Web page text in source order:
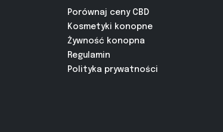
Porównaj ceny CBD
Kosmetyki konopne
Żywność konopna
Regulamin
Polityka prywatności